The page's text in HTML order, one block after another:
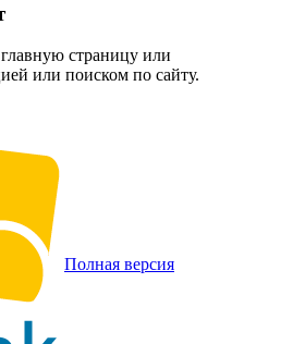
страницу или
или поиском по сайту.
Полная версия